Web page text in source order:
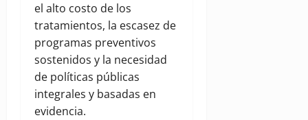
el alto costo de los
tratamientos, la escasez de
programas preventivos
sostenidos y la necesidad
de políticas públicas
integrales y basadas en
evidencia.